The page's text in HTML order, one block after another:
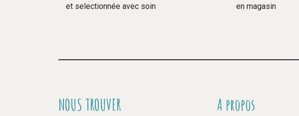
et selectionnée avec soin
en magasin
NOUS TROUVER A propos